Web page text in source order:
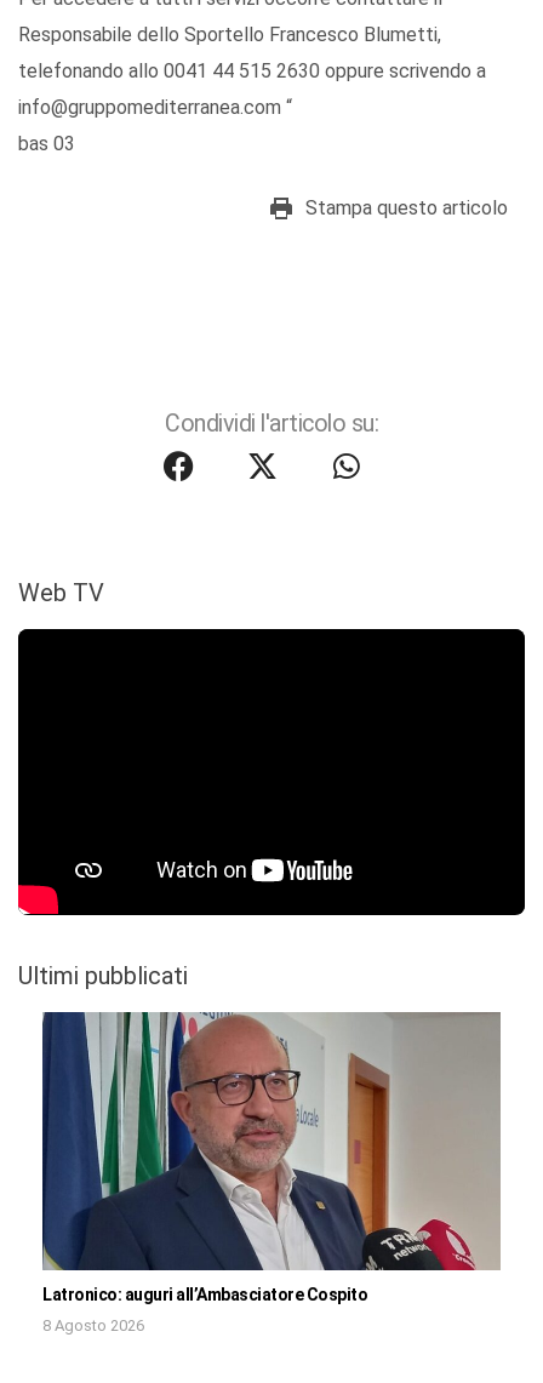
Responsabile dello Sportello Francesco Blumetti,
telefonando allo 0041 44 515 2630 oppure scrivendo a
info@gruppomediterranea.com “
bas 03
Stampa questo articolo
Condividi l'articolo su:
Web TV
Ultimi pubblicati
Latronico: auguri all’Ambasciatore Cospito
8 Agosto 2026